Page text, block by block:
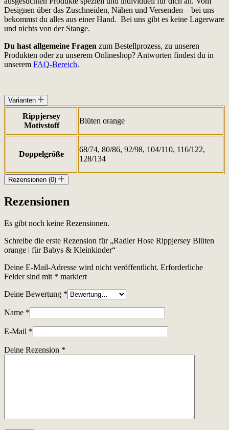
Designen über das Zuschneiden, Nähen und Versenden – bei uns
bekommst du alles aus einer Hand. Bei uns gibt es keine Lagerware
und nichts von der Stange.
Du hast allgemeine Fragen zum Bestellprozess, zu unseren
Produkten oder zu unserem Onlineshop? Antworten findest du in
unserem FAQ-Bereich.
Varianten
Rippjersey
Motivstoff
Blüten orange
Doppelgröße
68/74, 80/86, 92/98, 104/110, 116/122,
128/134
Rezensionen (0)
Rezensionen
Es gibt noch keine Rezensionen.
Schreibe die erste Rezension für „Radler Hose Rippjersey Blüten
orange | für Babys & Kleinkinder“
Deine E-Mail-Adresse wird nicht veröffentlicht. Erforderliche
Felder sind mit * markiert
Deine Bewertung *
Name *
E-Mail *
Deine Rezension *